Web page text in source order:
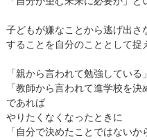
子どもが嫌なことから逃げ出さ
することを自分のこととして捉
「親から言われて勉強している」
「教師から言われて進学校を決
であれば
やりたくなくなったときに
「自分で決めたことではないか